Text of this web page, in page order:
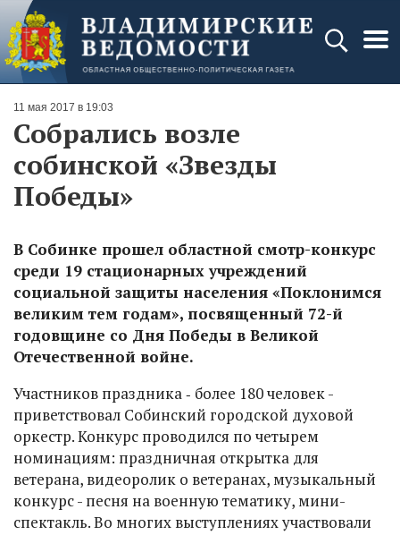
11 мая 2017 в 19:03
Собрались возле
собинской «Звезды
Победы»
В Собинке прошел областной смотр-конкурс
среди 19 стационарных учреждений
социальной защиты населения «Поклонимся
великим тем годам», посвященный 72-й
годовщине со Дня Победы в Великой
Отечественной войне.
Участников праздника ‑ более 180 человек -
приветствовал Собинский городской духовой
оркестр. Конкурс проводился по четырем
номинациям: праздничная открытка для
ветерана, видеоролик о ветеранах, музыкальный
конкурс - песня на военную тематику, мини-
спектакль. Во многих выступлениях участвовали